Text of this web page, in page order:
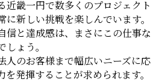
近畿一円で数多くのプロジェクト
に新しい挑戦を楽しんでいます。
信と達成感は、まさにこの仕事な
しょう。
人のお客様まで幅広いニーズに応
を発揮することが求められます。